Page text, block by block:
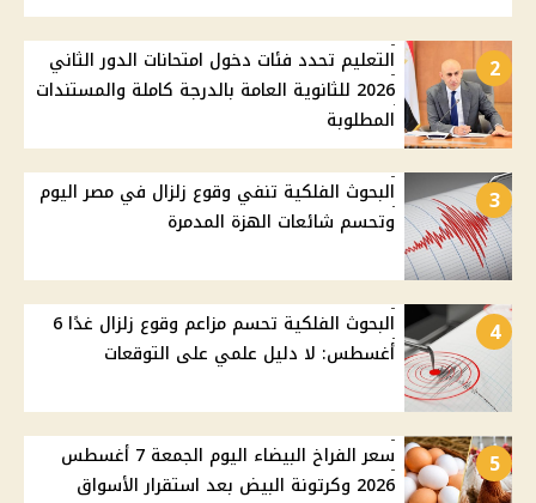
2
التعليم تحدد فئات دخول امتحانات الدور الثاني
2026 للثانوية العامة بالدرجة كاملة والمستندات
المطلوبة
3
البحوث الفلكية تنفي وقوع زلزال في مصر اليوم
وتحسم شائعات الهزة المدمرة
4
البحوث الفلكية تحسم مزاعم وقوع زلزال غدًا 6
أغسطس: لا دليل علمي على التوقعات
5
سعر الفراخ البيضاء اليوم الجمعة 7 أغسطس
2026 وكرتونة البيض بعد استقرار الأسواق